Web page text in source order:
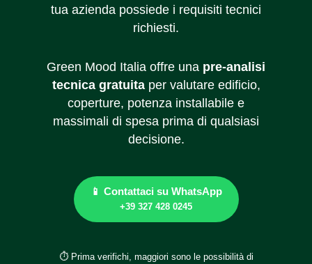
tua azienda possiede i requisiti tecnici
richiesti.
Green Mood Italia offre una pre-analisi
tecnica gratuitaper valutare edificio,
coperture, potenza installabile e
massimali di spesa prima di qualsiasi
decisione.
📱 Contattaci su WhatsApp
+39 327 428 0245
⏱️ Prima verifichi, maggiori sono le possibilità di